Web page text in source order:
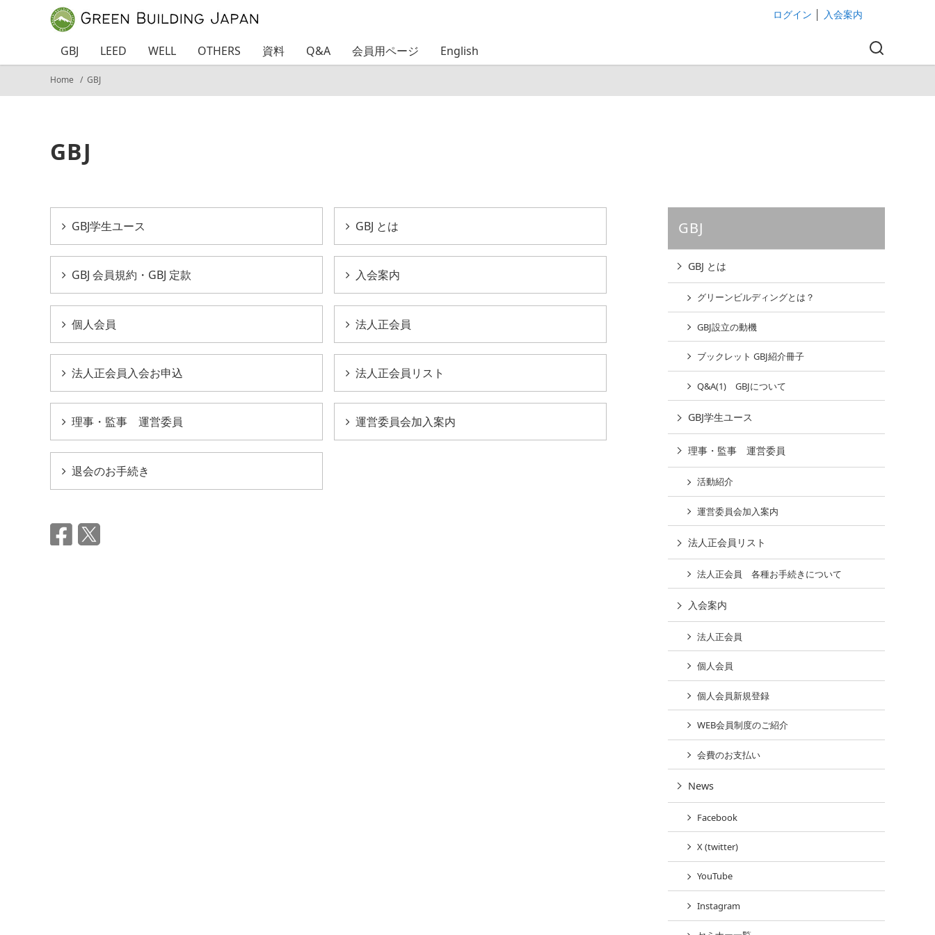
ログイン 入会案内
GBJ LEED WELL OTHERS 資料 Q&A 会員用ページ English
Home GBJ
GBJ
GBJ学生ユース GBJ とは
GBJ 会員規約・GBJ 定款 入会案内
個人会員 法人正会員
法人正会員入会お申込 法人正会員リスト
理事・監事 運営委員 運営委員会加入案内
退会のお手続き
GBJ
GBJ とは
グリーンビルディングとは？
GBJ設立の動機
ブックレット GBJ紹介冊子
Q&A(1) GBJについて
GBJ学生ユース
理事・監事 運営委員
活動紹介
運営委員会加入案内
法人正会員リスト
法人正会員 各種お手続きについて
入会案内
法人正会員
個人会員
個人会員新規登録
WEB会員制度のご紹介
会費のお支払い
News
Facebook
X (twitter)
YouTube
Instagram